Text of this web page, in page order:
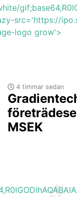
src='https://
logo grow'>
4 timmar sedan
MSEK